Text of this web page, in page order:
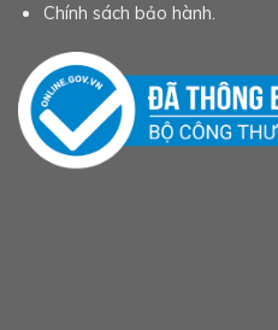
Chính sách bảo hành.